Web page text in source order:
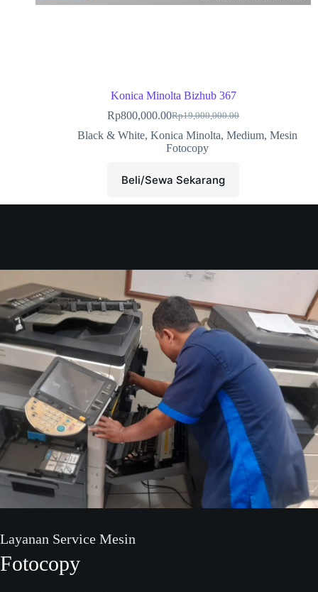
Konica Minolta Bizhub 367
Rp19,000,000.00
Rp800,000.00
Black & White, Konica Minolta, Medium, Mesin
Fotocopy
Beli/Sewa Sekarang
Layanan Service Mesin
Fotocopy